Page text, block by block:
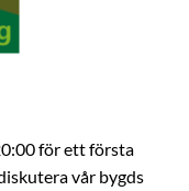
för ett första
vår bygds